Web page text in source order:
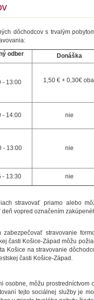
dôchodcov s trvalým
odber Donáška
- 13:00 1,50 € + 0,30€ obal
- 14:00 nie
- 13:00 nie
- 13:30 nie
stravovať priamo alebo
vopred označením
stravovanie
časti Košice-Západ môžu
Košice na stravovanie
časti Košice-Západ.
osobne, môžu prostredníctvom
tejto sociálnej služby je